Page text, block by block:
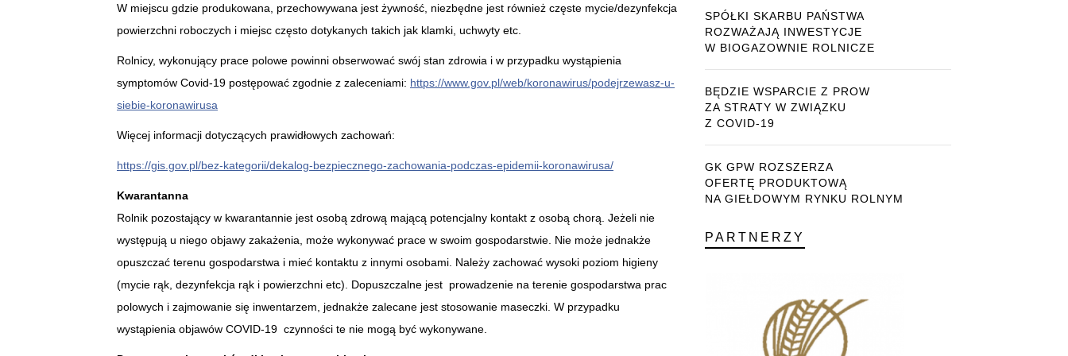
W miejscu gdzie produkowana, przechowywana jest żywność, niezbędne jest również częste mycie/dezynfekcja
powierzchni roboczych i miejsc często dotykanych takich jak klamki, uchwyty etc.
Rolnicy, wykonujący prace polowe powinni obserwować swój stan zdrowia i w przypadku wystąpienia
symptomów Covid-19 postępować zgodnie z zaleceniami: https://www.gov.pl/web/koronawirus/podejrzewasz-u-
siebie-koronawirusa
Więcej informacji dotyczących prawidłowych zachowań:
https://gis.gov.pl/bez-kategorii/dekalog-bezpiecznego-zachowania-podczas-epidemii-koronawirusa/
Kwarantanna
Rolnik pozostający w kwarantannie jest osobą zdrową mającą potencjalny kontakt z osobą chorą. Jeżeli nie
występują u niego objawy zakażenia, może wykonywać prace w swoim gospodarstwie. Nie może jednakże
opuszczać terenu gospodarstwa i mieć kontaktu z innymi osobami. Należy zachować wysoki poziom higieny
(mycie rąk, dezynfekcja rąk i powierzchni etc). Dopuszczalne jest prowadzenie na terenie gospodarstwa prac
polowych i zajmowanie się inwentarzem, jednakże zalecane jest stosowanie maseczki. W przypadku
wystąpienia objawów COVID-19 czynności te nie mogą być wykonywane.
SPÓŁKI SKARBU PAŃSTWA
ROZWAŻAJĄ INWESTYCJE
W BIOGAZOWNIE ROLNICZE
BĘDZIE WSPARCIE Z PROW
ZA STRATY W ZWIĄZKU
Z COVID-19
GK GPW ROZSZERZA
OFERTĘ PRODUKTOWĄ
NA GIEŁDOWYM RYNKU ROLNYM
PARTNERZY